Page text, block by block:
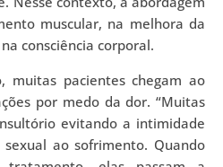
muscular, na melhora da
consciência corporal.
muitas pacientes chegam ao
por medo da dor. “Muitas
evitando a intimidade
ao sofrimento. Quando